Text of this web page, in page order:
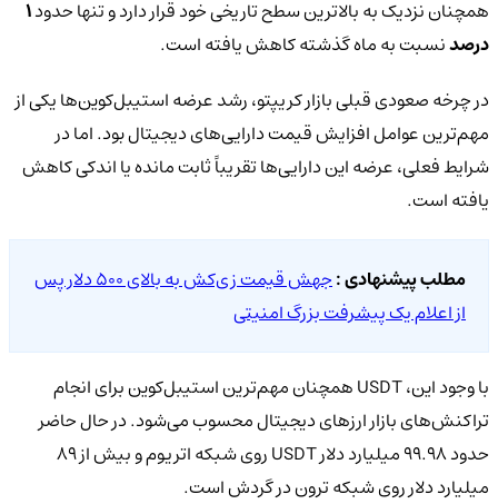
همچنان نزدیک به بالاترین سطح تاریخی خود قرار دارد و تنها حدود۱
درصدنسبت به ماه گذشته کاهش یافته است.
در چرخه صعودی قبلی بازار کریپتو، رشد عرضه استیبل‌کوین‌ها یکی از
مهم‌ترین عوامل افزایش قیمت دارایی‌های دیجیتال بود. اما در
شرایط فعلی، عرضه این دارایی‌ها تقریباً ثابت مانده یا اندکی کاهش
یافته است.
مطلب پیشنهادی :
جهش قیمت زی‌کش به بالای ۵۰۰ دلار پس
از اعلام یک پیشرفت بزرگ امنیتی
با وجود این، USDT همچنان مهم‌ترین استیبل‌کوین برای انجام
تراکنش‌های بازار ارزهای دیجیتال محسوب می‌شود. در حال حاضر
حدود ۹۹.۹۸ میلیارد دلار USDT روی شبکه اتریوم و بیش از ۸۹
میلیارد دلار روی شبکه ترون در گردش است.